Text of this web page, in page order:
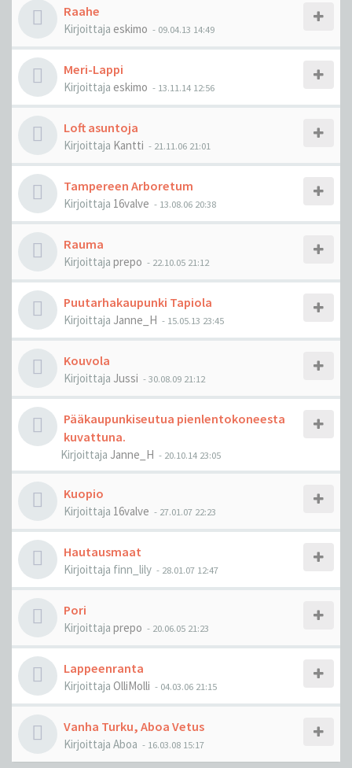
Raahe
Kirjoittaja eskimo - 09.04.13 14:49
Meri-Lappi
Kirjoittaja eskimo - 13.11.14 12:56
Loft asuntoja
Kirjoittaja Kantti - 21.11.06 21:01
Tampereen Arboretum
Kirjoittaja 16valve - 13.08.06 20:38
Rauma
Kirjoittaja prepo - 22.10.05 21:12
Puutarhakaupunki Tapiola
Kirjoittaja Janne_H - 15.05.13 23:45
Kouvola
Kirjoittaja Jussi -30.08.09 21:12
Pääkaupunkiseutua pienlentokoneesta
kuvattuna.
Kirjoittaja Janne_H - 20.10.14 23:05
Kuopio
Kirjoittaja 16valve - 27.01.07 22:23
Hautausmaat
Kirjoittaja finn_lily - 28.01.07 12:47
Pori
Kirjoittaja prepo - 20.06.05 21:23
Lappeenranta
Kirjoittaja OlliMolli - 04.03.06 21:15
Vanha Turku, Aboa Vetus
Kirjoittaja Aboa - 16.03.08 15:17